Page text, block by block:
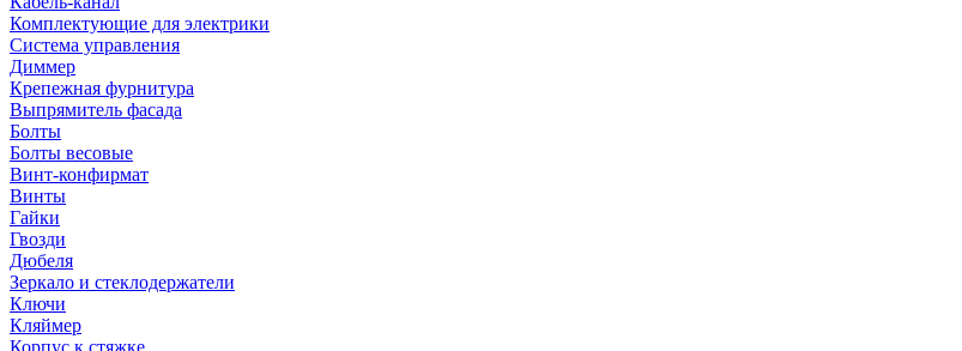
Комплектующие для электрики
Система управления
Диммер
Крепежная фурнитура
Выпрямитель фасада
Болты
Болты весовые
Винт-конфирмат
Винты
Гайки
Гвозди
Дюбеля
Зеркало и стеклодержатели
Ключи
Кляймер
Корпус к стяжке